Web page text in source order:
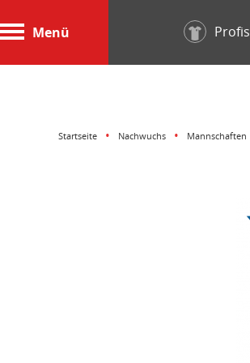
Menü Profis
Startseite Nachwuchs Mannschaften